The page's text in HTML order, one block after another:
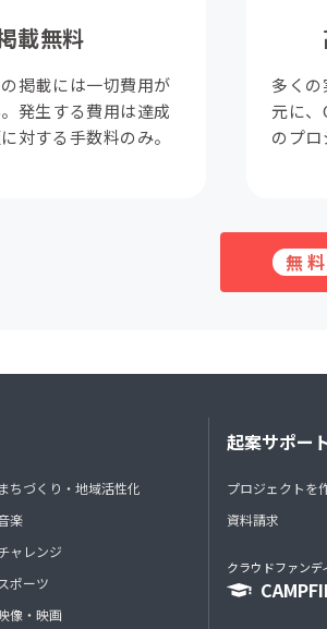
載無料
掲載には一切費用が
発生する費用は達成
対する手数料のみ。
多く
元に
のプロ
無料
まちづくり・地域活性化
楽
ャレンジ
スポーツ
像・映画
起案サポー
プロジェクトを
資料請求
クラウドファンデ